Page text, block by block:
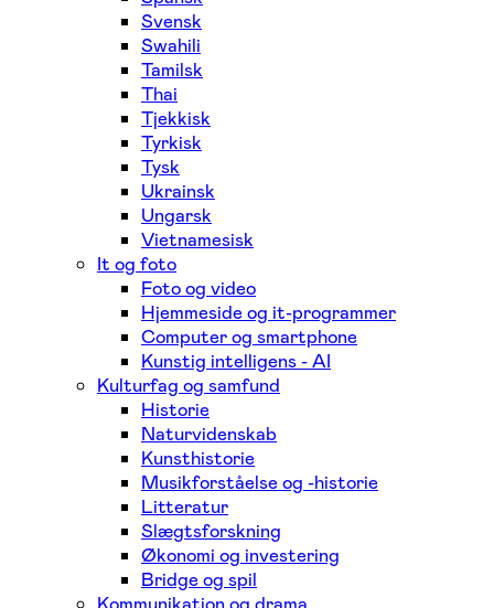
Svensk
Swahili
Tamilsk
Thai
Tjekkisk
Tyrkisk
Tysk
Ukrainsk
Ungarsk
Vietnamesisk
It og foto
Foto og video
Hjemmeside og it-programmer
Computer og smartphone
Kunstig intelligens - AI
Kulturfag og samfund
Historie
Naturvidenskab
Kunsthistorie
Musikforståelse og -historie
Litteratur
Slægtsforskning
Økonomi og investering
Bridge og spil